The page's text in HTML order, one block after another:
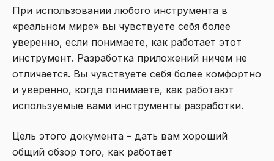
При использовании любого инструмента в
«реальном мире» вы чувствуете себя более
уверенно, если понимаете, как работает этот
инструмент. Разработка приложений ничем не
отличается. Вы чувствуете себя более комфортно
и уверенно, когда понимаете, как работают
используемые вами инструменты разработки.
Цель этого документа – дать вам хороший
общий обзор того, как работает